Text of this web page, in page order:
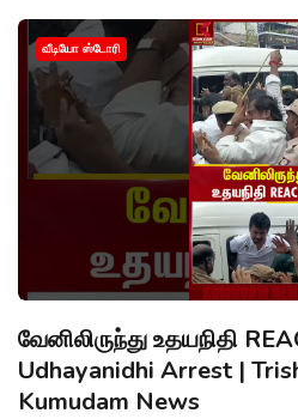
வீடியோ ஸ்டோரி
வேனிலிருந்து உதயநிதி
Udhayanidhi Arrest |
Kumudam News